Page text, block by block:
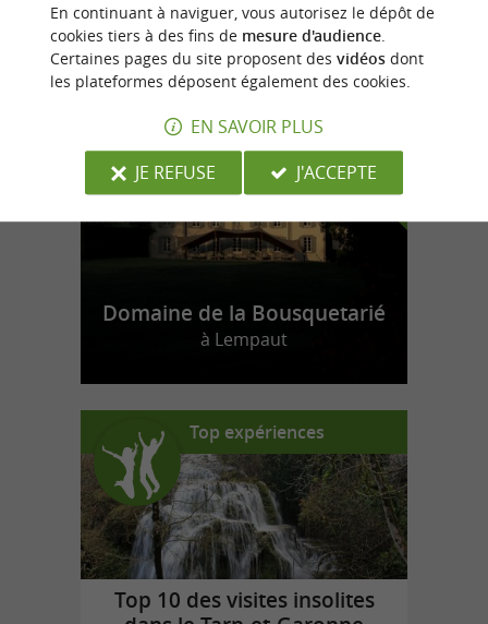
n
o
t
r
e
c
o
u
p
d
e
c
o
e
u
r
Domaine de la Bousquetarié
à Lempaut
Top expériences
Top 10 des visites insolites
En continuant à naviguer, vous autorisez le dépôt de
cookies tiers à des fins de mesure d'audience.
Certaines pages du site proposent des vidéosdont
les plateformes déposent également des cookies.
EN SAVOIR PLUS
JE REFUSE
J'ACCEPTE